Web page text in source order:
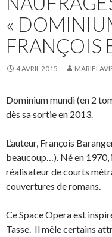
«
FRANÇOIS
4 AVRIL 2015
Dominium mundi (en 2
dès sa sortie en 2013.
L’auteur, François
beaucoup…). Né en
réalisateur de courts
couvertures de romans.
Ce Space Opera est
Tasse. Il mêle certains